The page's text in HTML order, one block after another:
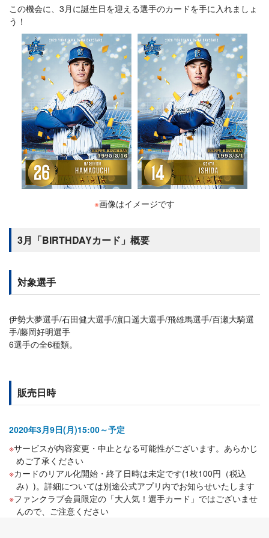
この機会に、3月に誕生日を迎える選手のカードを手に入れましょ
う！
※画像はイメージです
3月「BIRTHDAYカード」概要
対象選手
伊勢大夢選手/石田健大選手/濵口遥大選手/飛雄馬選手/百瀬大騎選
手/藤岡好明選手
6選手の全6種類。
販売日時
2020年3月9日(月)15:00～予定
サービスが内容変更・中止となる可能性がございます。あらかじ
めご了承ください
カードのリアル化開始・終了日時は未定です(1枚100円（税込
み）)。詳細については別途公式アプリ内でお知らせいたします
ファンクラブ会員限定の「大人気！選手カード」ではございませ
んので、ご注意ください